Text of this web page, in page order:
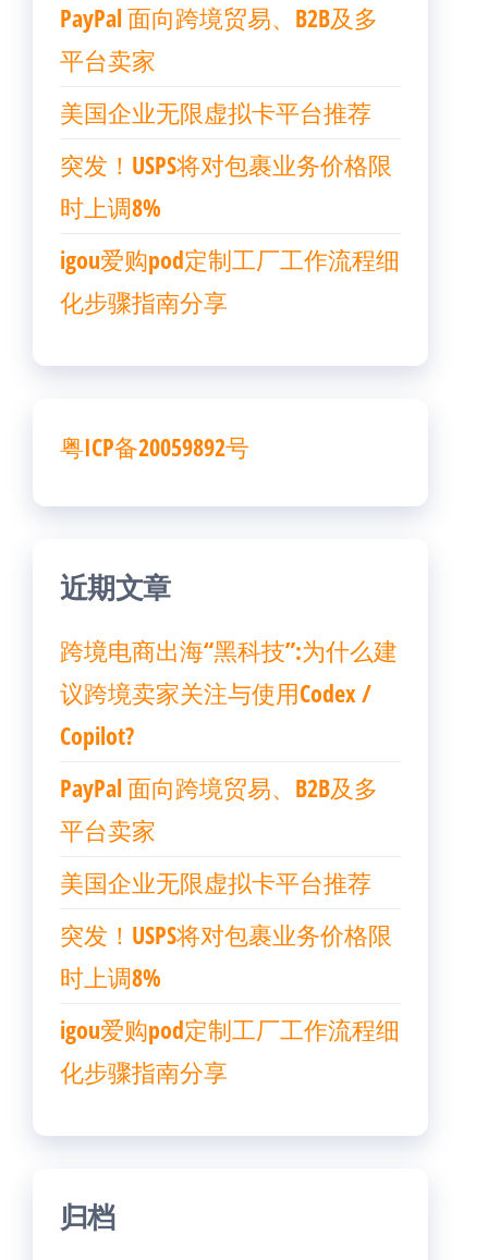
PayPal 面向跨境贸易、B2B及多
平台卖家
美国企业无限虚拟卡平台推荐
突发！USPS将对包裹业务价格限
时上调8%
igou爱购pod定制工厂工作流程细
化步骤指南分享
粤ICP备20059892号
近期文章
跨境电商出海“黑科技”:为什么建
议跨境卖家关注与使用Codex /
Copilot?
PayPal 面向跨境贸易、B2B及多
平台卖家
美国企业无限虚拟卡平台推荐
突发！USPS将对包裹业务价格限
时上调8%
igou爱购pod定制工厂工作流程细
化步骤指南分享
归档